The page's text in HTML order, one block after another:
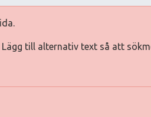
till alternativ text så att